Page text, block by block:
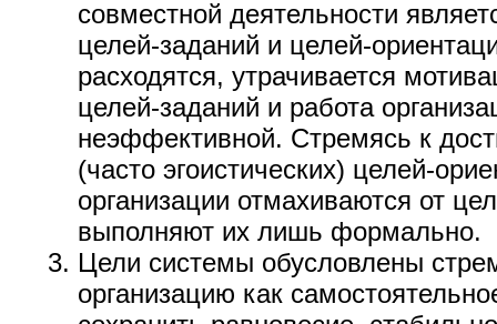
совместной деятельности
целей-заданий и целей-
расходятся, утрачивается
целей-заданий и работа
неэффективной. Стремясь к
(часто эгоистических) целей-
организации отмахиваются от
выполняют их лишь формально.
Цели системы обусловлены
организацию как